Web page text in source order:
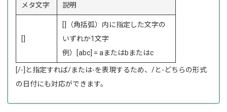
メタ文字 説明
[]
[]（角括弧）内に指定した文字の
いずれか1文字
例）[abc] = aまたはbまたはc
[/-]と指定すれば/または-を表現するため、/と-どちらの形式
の日付にも対応ができます。